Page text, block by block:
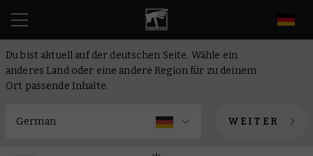
Du bist aktuell auf der deutschen Seite. Wähle ein
anderes Land oder eine andere Region für zu deinem
Ort passende Inhalte.
WEITER